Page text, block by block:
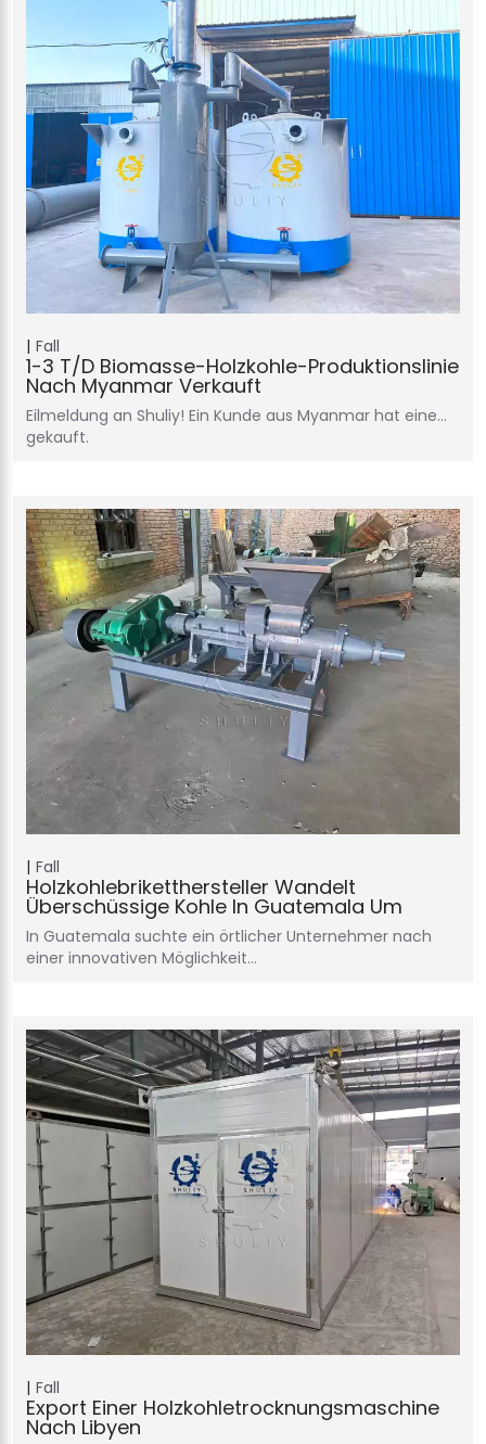
Fall
1-3 T/d Biomasse-Holzkohle-Produktionslinie
Nach Myanmar Verkauft
Eilmeldung an Shuliy! Ein Kunde aus Myanmar hat eine…
gekauft.
Fall
Holzkohlebriketthersteller Wandelt
Überschüssige Kohle In Guatemala Um
In Guatemala suchte ein örtlicher Unternehmer nach
einer innovativen Möglichkeit…
Fall
Export Einer Holzkohletrocknungsmaschine
Nach Libyen